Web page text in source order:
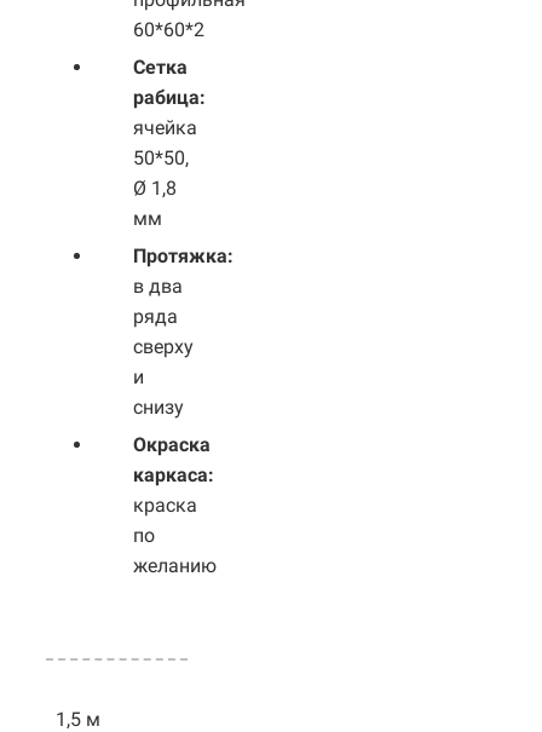
60*60*2
Сетка
рабица:
ячейка
50*50,
Ø 1,8
мм
Протяжка:
в два
ряда
сверху
и
снизу
Окраска
каркаса:
краска
по
желанию
1,5 м